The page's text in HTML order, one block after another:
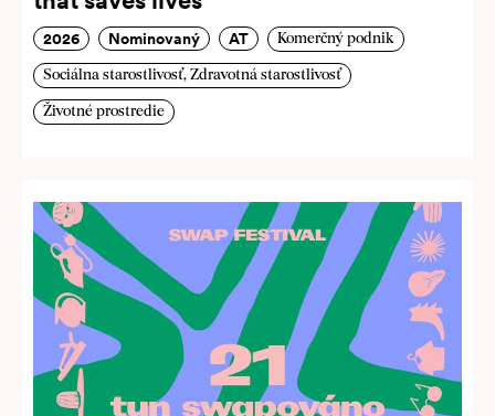
2026 Nominovaný AT Komerčný podnik
Sociálna starostlivosť, Zdravotná starostlivosť
Životné prostredie